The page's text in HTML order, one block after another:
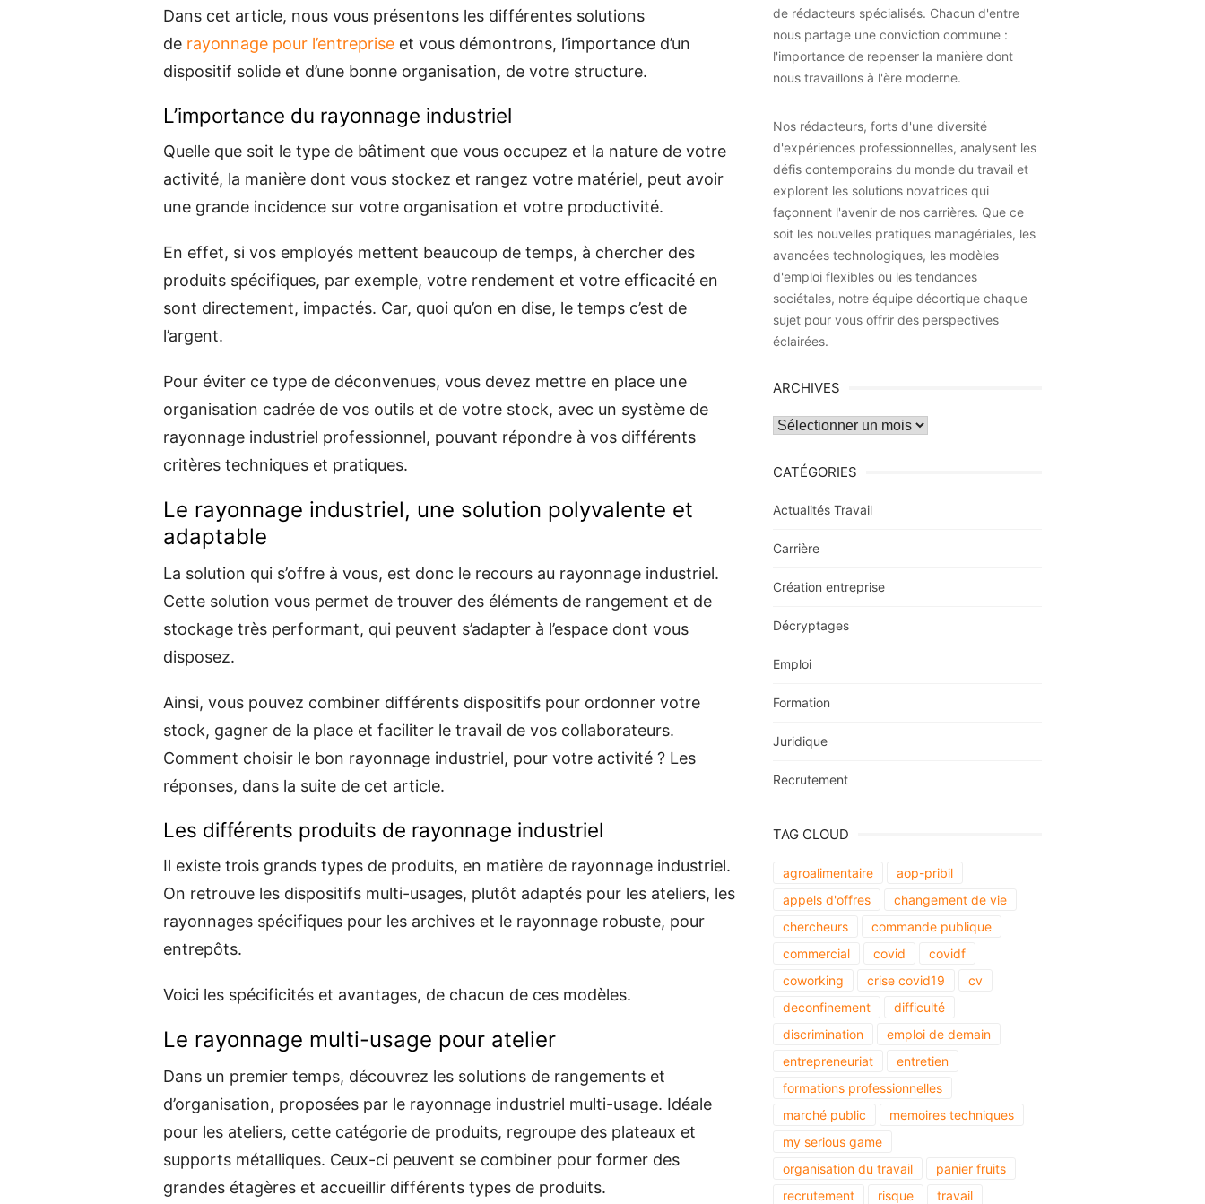
Dans cet article, nous vous présentons les différentes solutions
de rayonnage pour l’entreprise et vous démontrons, l’importance d’un
dispositif solide et d’une bonne organisation, de votre structure.
L’importance du rayonnage industriel
Quelle que soit le type de bâtiment que vous occupez et la nature de votre
activité, la manière dont vous stockez et rangez votre matériel, peut avoir
une grande incidence sur votre organisation et votre productivité.
En effet, si vos employés mettent beaucoup de temps, à chercher des
produits spécifiques, par exemple, votre rendement et votre efficacité en
sont directement, impactés. Car, quoi qu’on en dise, le temps c’est de
l’argent.
Pour éviter ce type de déconvenues, vous devez mettre en place une
organisation cadrée de vos outils et de votre stock, avec un système de
rayonnage industriel professionnel, pouvant répondre à vos différents
critères techniques et pratiques.
Le rayonnage industriel, une solution polyvalente et
adaptable
La solution qui s’offre à vous, est donc le recours au rayonnage industriel.
Cette solution vous permet de trouver des éléments de rangement et de
stockage très performant, qui peuvent s’adapter à l’espace dont vous
disposez.
Ainsi, vous pouvez combiner différents dispositifs pour ordonner votre
stock, gagner de la place et faciliter le travail de vos collaborateurs.
Comment choisir le bon rayonnage industriel, pour votre activité ? Les
réponses, dans la suite de cet article.
Les différents produits de rayonnage industriel
Il existe trois grands types de produits, en matière de rayonnage industriel.
On retrouve les dispositifs multi-usages, plutôt adaptés pour les ateliers, les
rayonnages spécifiques pour les archives et le rayonnage robuste, pour
entrepôts.
Voici les spécificités et avantages, de chacun de ces modèles.
Le rayonnage multi-usage pour atelier
Dans un premier temps, découvrez les solutions de rangements et
d’organisation, proposées par le rayonnage industriel multi-usage. Idéale
pour les ateliers, cette catégorie de produits, regroupe des plateaux et
supports métalliques. Ceux-ci peuvent se combiner pour former des
grandes étagères et accueillir différents types de produits.
de rédacteurs spécialisés. Chacun d'entre
nous partage une conviction commune :
l'importance de repenser la manière dont
nous travaillons à l'ère moderne.
Nos rédacteurs, forts d'une diversité
d'expériences professionnelles, analysent les
défis contemporains du monde du travail et
explorent les solutions novatrices qui
façonnent l'avenir de nos carrières. Que ce
soit les nouvelles pratiques managériales, les
avancées technologiques, les modèles
d'emploi flexibles ou les tendances
sociétales, notre équipe décortique chaque
sujet pour vous offrir des perspectives
éclairées.
ARCHIVES
Archives
CATÉGORIES
Actualités Travail
Carrière
Création entreprise
Décryptages
Emploi
Formation
Juridique
Recrutement
TAG CLOUD
agroalimentaire
aop-pribil
appels d'offres
changement de vie
chercheurs
commande publique
commercial
covid
covidf
coworking
crise covid19
cv
deconfinement
difficulté
discrimination
emploi de demain
entrepreneuriat
entretien
formations professionnelles
marché public
memoires techniques
my serious game
organisation du travail
panier fruits
recrutement
risque
travail